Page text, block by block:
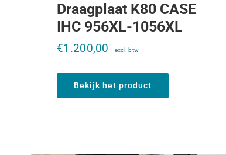
Draagplaat K80 CASE
IHC 956XL-1056XL
€1.200,00
Bekijk het product
Trekoog trekkertrek 644-1056XL
€250,00